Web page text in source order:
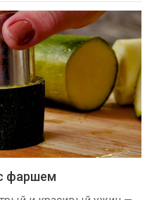
фаршем